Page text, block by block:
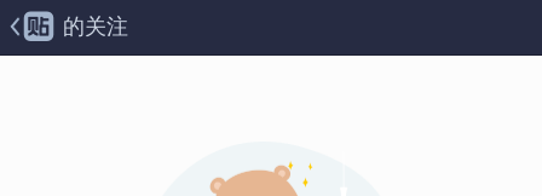
的关注